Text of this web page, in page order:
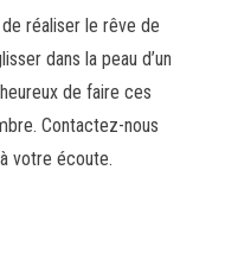
réaliser le rêve de
dans la peau d’un
de faire ces
Contactez-nous
votre écoute.